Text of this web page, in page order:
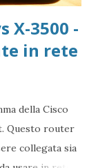
X-3500 -
in rete
della Cisco
Questo router
collegata sia